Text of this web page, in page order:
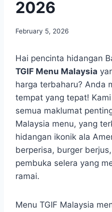
2026
February 5, 2026
Hai pencinta hidangan
TGIF Menu Malaysia
harga terbaharu? Anda
tempat yang tepat!
semua maklumat
Malaysia menu, yang
hidangan ikonik ala
berperisa, burger
pembuka selera yang
ramai.
Menu TGIF Malaysia